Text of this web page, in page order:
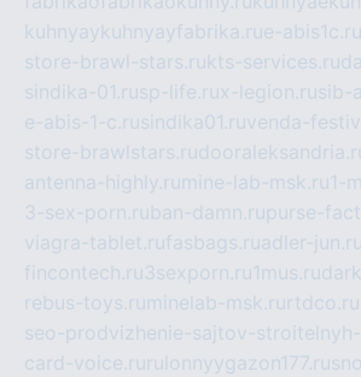
kuhnyaykuhnyayfabrika.rue-abis1c.ru
store-brawl-stars.rukts-services.ru
sindika-01.rusp-life.rux-legion.rusib-
e-abis-1-c.rusindika01.ruvenda-
store-brawlstars.ru
antenna-highly.ru mine-lab-msk.ru1-
3-sex-porn.ruban-damn.rupurse-
viagra-tablet.rufasbags.ruadler-jun.ru
fincontech.ru3sexporn.ru1mus.ru
rebus-toys.ru minelab-msk.ru rtdco.ru
seo-prodvizhenie-sajtov-
card-voice.ru rulonnyygazon177.ru